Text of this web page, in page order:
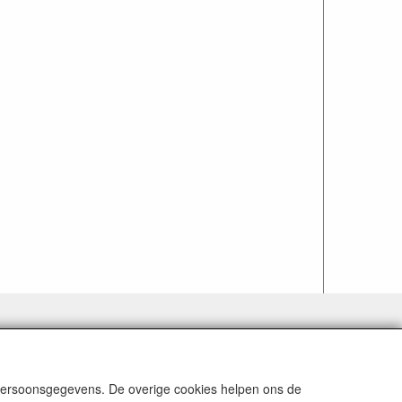
REKENING (BELGIË € 9,09). VERZENDKOSTEN
De overige cookies helpen ons de